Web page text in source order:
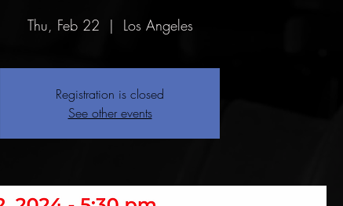
Thu, Feb 22
  |
Los Angeles
Registration is closed
See other events